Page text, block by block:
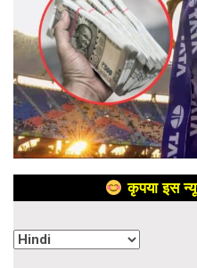
कृपया इस